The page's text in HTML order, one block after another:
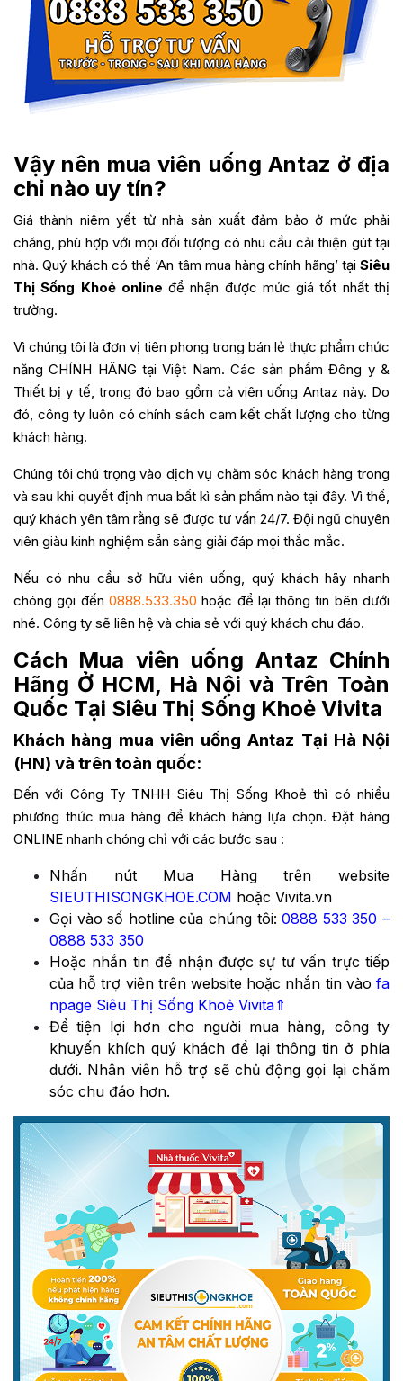
Vậy nên mua viên uống Antaz ở địa
chỉ nào uy tín?
Giá thành niêm yết từ nhà sản xuất đảm bảo ở mức phải
chăng, phù hợp với mọi đối tượng có nhu cầu cải thiện gút tại
nhà. Quý khách có thể ‘An tâm mua hàng chính hãng’ tại Siêu
Thị Sống Khoẻ online để nhận được mức giá tốt nhất thị
trường.
Vì chúng tôi là đơn vị tiên phong trong bán lẻ thực phẩm chức
năng CHÍNH HÃNG tại Việt Nam. Các sản phẩm Đông y &
Thiết bị y tế, trong đó bao gồm cả viên uống Antaz này. Do
đó, công ty luôn có chính sách cam kết chất lượng cho từng
khách hàng.
Chúng tôi chú trọng vào dịch vụ chăm sóc khách hàng trong
và sau khi quyết định mua bất kì sản phẩm nào tại đây. Vì thế,
quý khách yên tâm rằng sẽ được tư vấn 24/7. Đội ngũ chuyên
viên giàu kinh nghiệm sẵn sàng giải đáp mọi thắc mắc.
Nếu có nhu cầu sở hữu viên uống, quý khách hãy nhanh
chóng gọi đến 0888.533.350 hoặc để lại thông tin bên dưới
nhé. Công ty sẽ liên hệ và chia sẻ với quý khách chu đáo.
Cách Mua viên uống Antaz Chính
Hãng Ở HCM, Hà Nội và Trên Toàn
Quốc Tại Siêu Thị Sống Khoẻ Vivita
Khách hàng mua viên uống Antaz Tại Hà Nội
(HN) và trên toàn quốc:
Đến với Công Ty TNHH Siêu Thị Sống Khoẻ thì có nhiều
phương thức mua hàng để khách hàng lựa chọn. Đặt hàng
ONLINE nhanh chóng chỉ với các bước sau :
Nhấn nút Mua Hàng trên website
SIEUTHISONGKHOE.COM hoặc Vivita.vn
Gọi vào số hotline của chúng tôi:0888 533 350 –
0888 533 350
Hoặc nhắn tin để nhận được sự tư vấn trực tiếp
của hỗ trợ viên trên website hoặc nhắn tin vào fa
npage Siêu Thị Sống Khoẻ Vivita⇑
Để tiện lợi hơn cho người mua hàng, công ty
khuyến khích quý khách để lại thông tin ở phía
dưới. Nhân viên hỗ trợ sẽ chủ động gọi lại chăm
sóc chu đáo hơn.